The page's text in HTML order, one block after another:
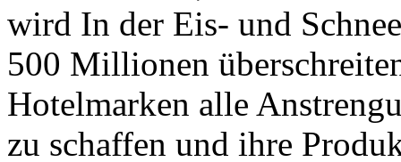
wird In der Eis- und
500 Millionen
Hotelmarken alle
zu schaffen und ihre